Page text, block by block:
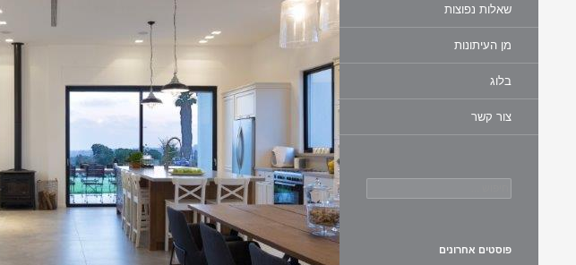
שאלות נפוצות
מן העיתונות
בלוג
צור קשר
פוסטים אחרונים